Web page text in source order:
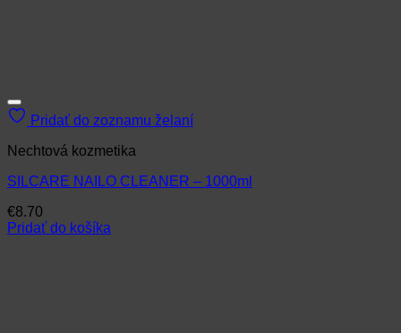
Pridať do zoznamu želaní
Nechtová kozmetika
SILCARE NAILO CLEANER – 1000ml
€8.70
Pridať do košíka